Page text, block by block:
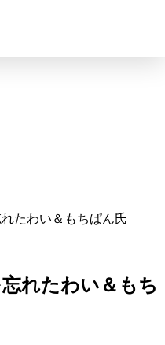
たわい＆もちぱん氏
忘れたわい＆もち